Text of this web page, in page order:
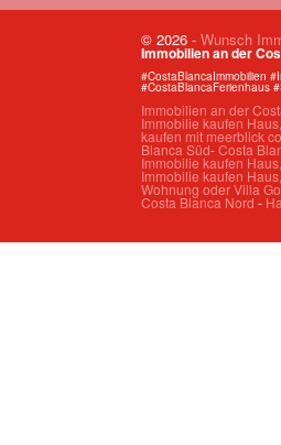
© 2026 - Wunsch
Immobilien an der
#CostaBlancaImmobilien
#CostaBlancaFerienhaus
Immobilien an der
Immobilie kaufen
kaufen mit meerblick
Blanca Süd-Costa
Immobilie kaufen
Immobilie kaufen
Wohnung oder Villa
Costa Blanca Nord -